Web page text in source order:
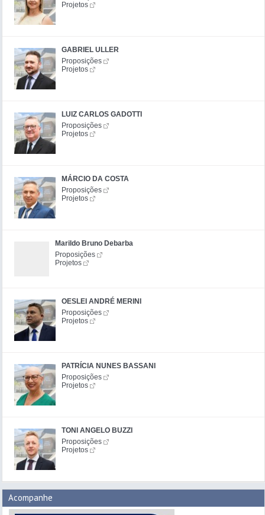
Projetos
GABRIEL ULLER
Proposições
Projetos
LUIZ CARLOS GADOTTI
Proposições
Projetos
MÁRCIO DA COSTA
Proposições
Projetos
Marildo Bruno Debarba
Proposições
Projetos
OESLEI ANDRÉ MERINI
Proposições
Projetos
PATRÍCIA NUNES BASSANI
Proposições
Projetos
TONI ANGELO BUZZI
Proposições
Projetos
Acompanhe